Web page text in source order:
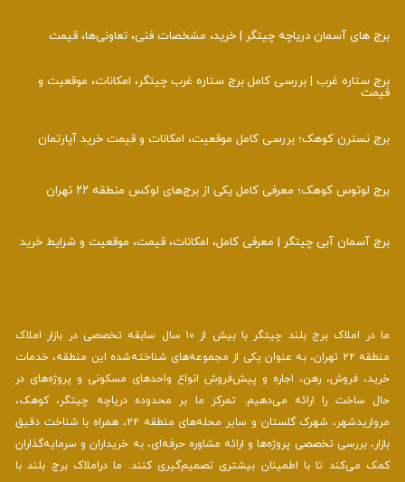
برج‌ های آسمان دریاچه چیتگر | خرید، مشخصات فنی، تعاونی‌ها، قیمت
برج ستاره غرب | بررسی کامل برج ستاره غرب چیتگر، امکانات، موقعیت و
قیمت
برج نسترن کوهک؛ بررسی کامل موقعیت، امکانات و قیمت خرید آپارتمان
برج لوتوس کوهک؛ معرفی کامل یکی از برج‌های لوکس منطقه ۲۲ تهران
برج آسمان آبی چیتگر | معرفی کامل، امکانات، قیمت، موقعیت و شرایط خرید
ما در املاک برج بلند چیتگر با بیش از ۱۰ سال سابقه تخصصی در بازار املاک
منطقه ۲۲ تهران، به عنوان یکی از مجموعه‌های شناخته‌شده این منطقه، خدمات
خرید، فروش، رهن، اجاره و پیش‌فروش انواع واحدهای مسکونی و پروژه‌های در
حال ساخت را ارائه می‌دهیم. تمرکز ما بر محدوده دریاچه چیتگر، کوهک،
مرواریدشهر، شهرک گلستان و سایر محله‌های منطقه ۲۲، همراه با شناخت دقیق
بازار، بررسی تخصصی پروژه‌ها و ارائه مشاوره حرفه‌ای، به خریداران و سرمایه‌گذاران
کمک می‌کند تا با اطمینان بیشتری تصمیم‌گیری کنند. ما دراملاک برج بلند با